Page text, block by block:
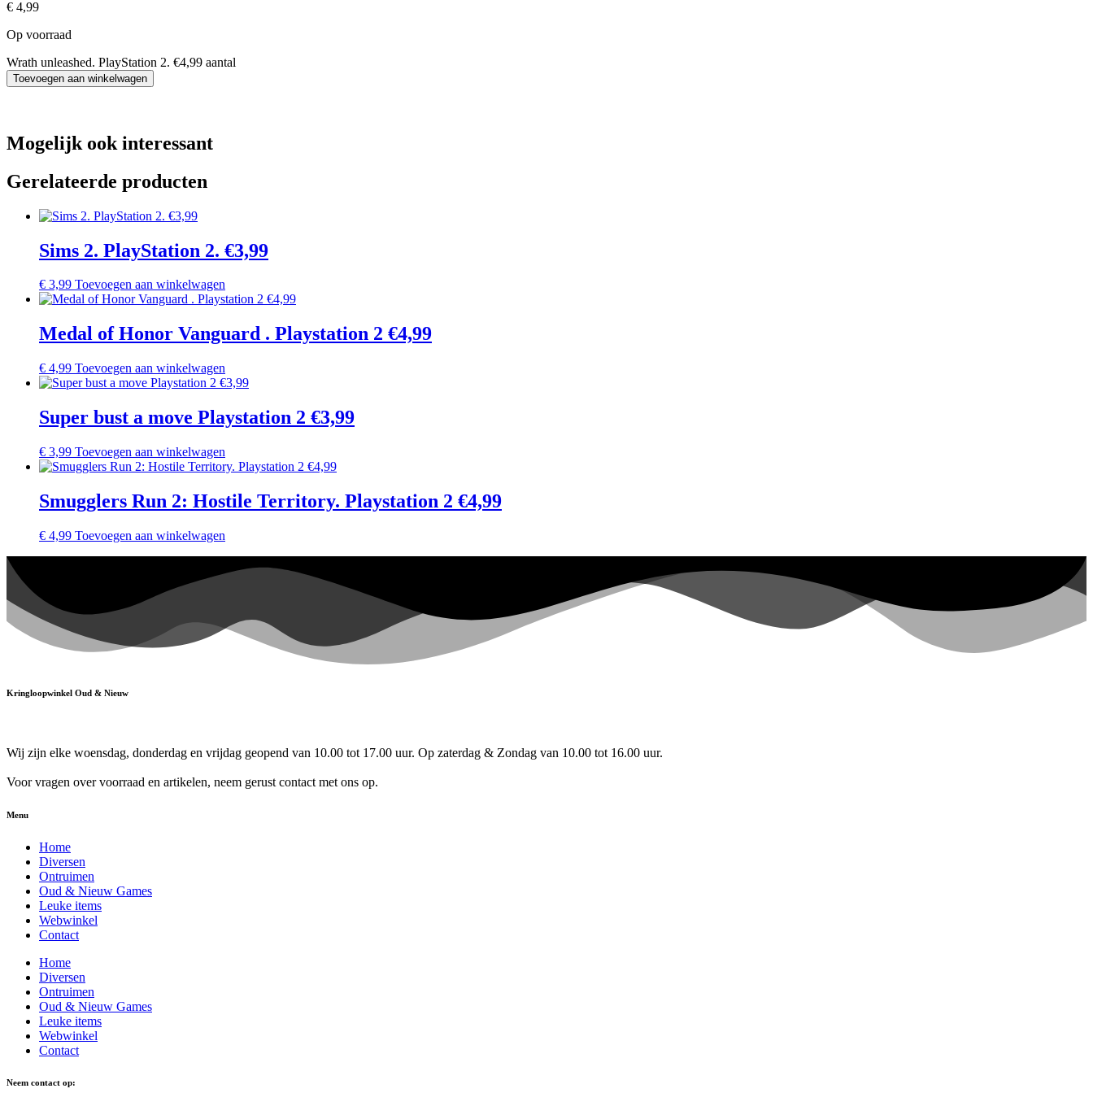
€ 4,99
Op voorraad
Wrath unleashed. PlayStation 2. €4,99 aantal
Toevoegen aan winkelwagen
Mogelijk ook interessant
Gerelateerde producten
Sims 2. PlayStation 2. €3,99
€ 3,99 Toevoegen aan winkelwagen
Medal of Honor Vanguard . Playstation 2 €4,99
€ 4,99 Toevoegen aan winkelwagen
Super bust a move Playstation 2 €3,99
€ 3,99 Toevoegen aan winkelwagen
Smugglers Run 2: Hostile Territory. Playstation 2 €4,99
€ 4,99 Toevoegen aan winkelwagen
Kringloopwinkel Oud & Nieuw
Wij zijn elke woensdag, donderdag en vrijdag geopend van 10.00 tot 17.00 uur. Op zaterdag & Zondag van 10.00 tot 16.00 uur.
Voor vragen over voorraad en artikelen, neem gerust contact met ons op.
Menu
Home
Diversen
Ontruimen
Oud & Nieuw Games
Leuke items
Webwinkel
Contact
Home
Diversen
Ontruimen
Oud & Nieuw Games
Leuke items
Webwinkel
Contact
Neem contact op: